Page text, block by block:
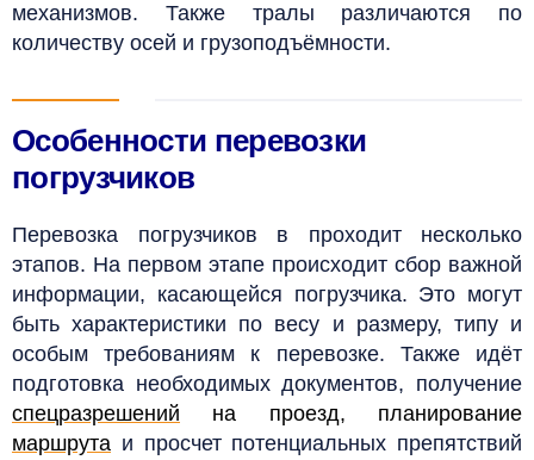
механизмов. Также тралы различаются по
количеству осей и грузоподъёмности.
Особенности перевозки
погрузчиков
Перевозка погрузчиков в проходит несколько
этапов. На первом этапе происходит сбор важной
информации, касающейся погрузчика. Это могут
быть характеристики по весу и размеру, типу и
особым требованиям к перевозке. Также идёт
подготовка необходимых документов, получение
спецразрешений на проезд, планирование
маршрута и просчет потенциальных препятствий